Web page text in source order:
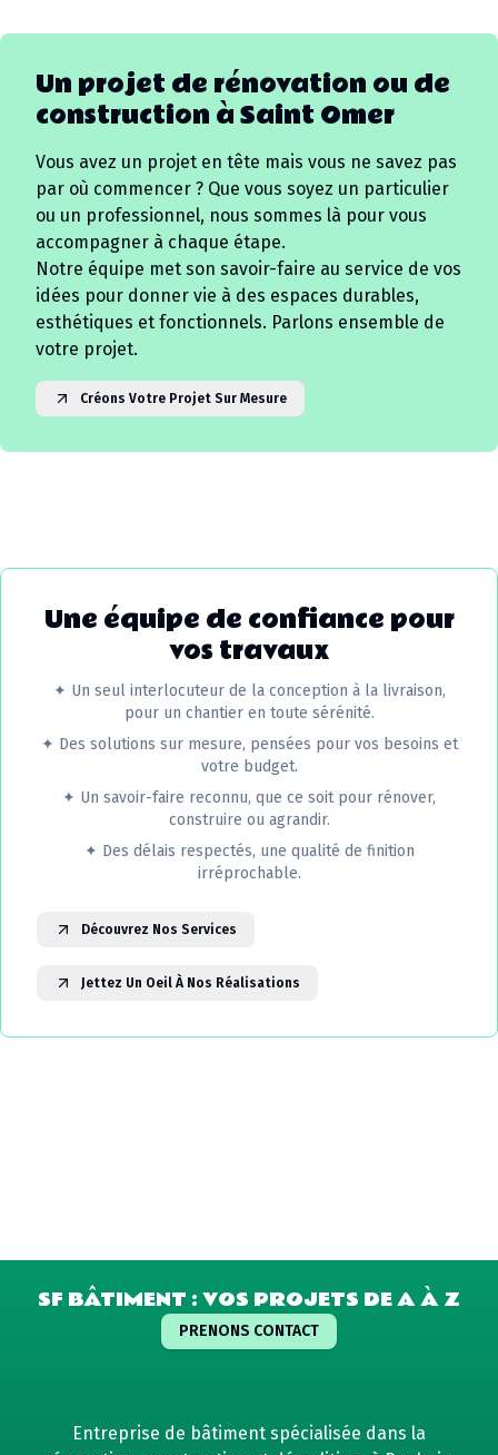
Un projet de rénovation ou de
construction àSaint Omer
Vous avez un projet en tête mais vous ne savez pas
par où commencer ? Que vous soyez un particulier
ou un professionnel, nous sommes là pour vous
accompagner à chaque étape.
Notre équipe met son savoir-faire au service de vos
idées pour donner vie à des espaces durables,
esthétiques et fonctionnels. Parlons ensemble de
votre projet.
Créons Votre Projet Sur Mesure
Une équipe de confiance pour
vos travaux
✦ Un seul interlocuteur de la conception à la livraison,
pour un chantier en toute sérénité.
✦ Des solutions sur mesure, pensées pour vos besoins et
votre budget.
✦ Un savoir-faire reconnu, que ce soit pour rénover,
construire ou agrandir.
✦ Des délais respectés, une qualité de finition
irréprochable.
Découvrez Nos Services
Jettez Un Oeil À Nos Réalisations
SF BÂTIMENT : VOS PROJETS DE A À Z
PRENONS CONTACT
Entreprise de bâtiment spécialisée dans la